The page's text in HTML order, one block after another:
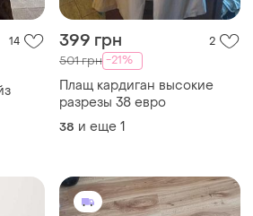
14 399 грн 2
501 грн -21%
Плащ кардиган высокие
разрезы 38 евро
38 и еще 1